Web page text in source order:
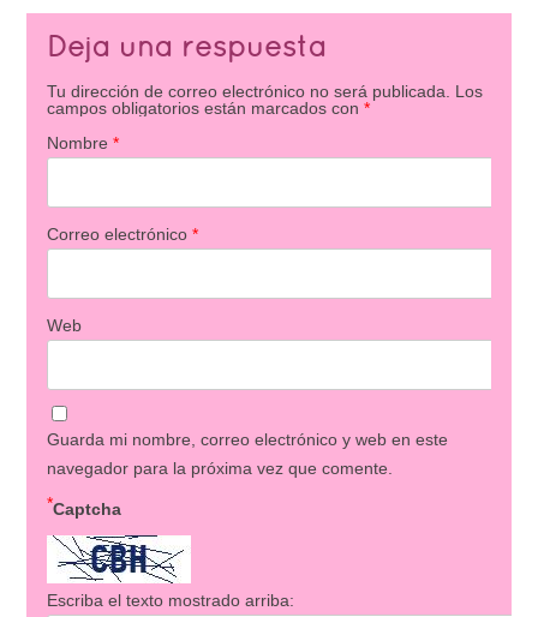
Deja una respuesta
Tu dirección de correo electrónico no será publicada. Los
campos obligatorios están marcados con *
Nombre *
Correo electrónico *
Web
Guarda mi nombre, correo electrónico y web en este
navegador para la próxima vez que comente.
Captcha
*
Escriba el texto mostrado arriba: